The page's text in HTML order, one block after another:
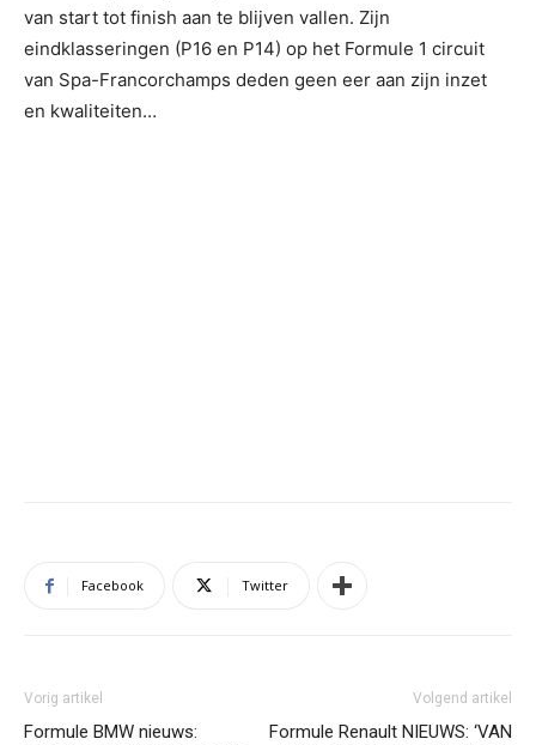
van start tot finish aan te blijven vallen. Zijn
eindklasseringen (P16 en P14) op het Formule 1 circuit
van Spa-Francorchamps deden geen eer aan zijn inzet
en kwaliteiten…
Facebook Twitter
Vorig artikel
Formule BMW nieuws:
Volgend artikel
Formule Renault NIEUWS: ‘VAN